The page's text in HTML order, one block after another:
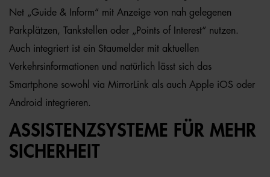
Net „Guide & Inform“ mit Anzeige von nah gelegenen
Parkplätzen, Tankstellen oder „Points of Interest“ nutzen.
Auch integriert ist ein Staumelder mit aktuellen
Verkehrsinformationen und natürlich lässt sich das
Smartphone sowohl via MirrorLink als auch Apple iOS oder
Android integrieren.
ASSISTENZSYSTEME FÜR MEHR
SICHERHEIT